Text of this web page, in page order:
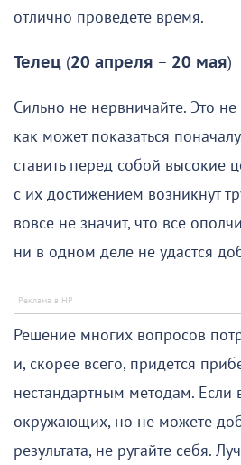
отлично проведете время.
Телец (20 апреля – 20 мая)
Сильно не нервничайте. Это
как может показаться
ставить перед собой высокие
с их достижением возникнут
вовсе не значит, что все
ни в одном деле не удастся
Решение многих вопросов
и, скорее всего, придется
нестандартным методам. Если
окружающих, но не можете
результата, не ругайте себя.